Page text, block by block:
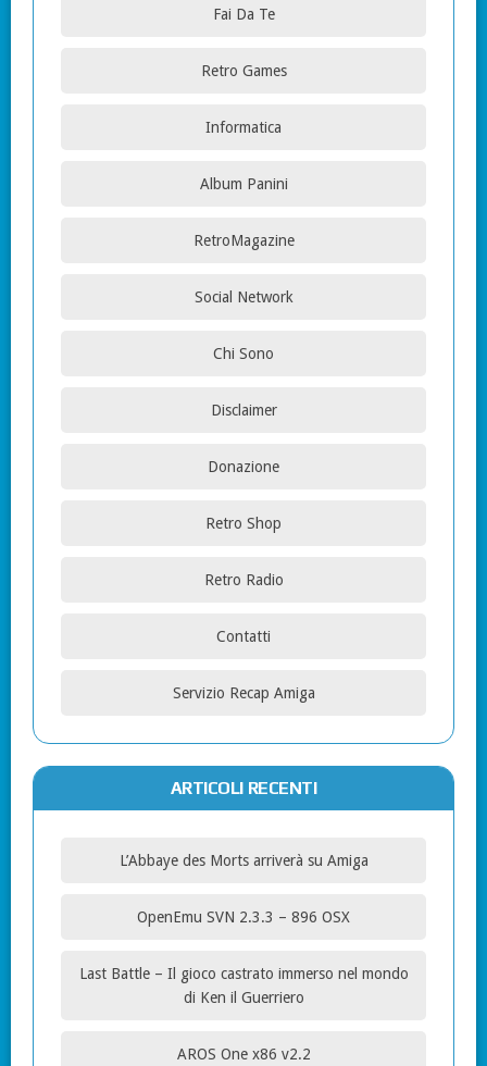
Fai Da Te
Retro Games
Informatica
Album Panini
RetroMagazine
Social Network
Chi Sono
Disclaimer
Donazione
Retro Shop
Retro Radio
Contatti
Servizio Recap Amiga
ARTICOLI RECENTI
L’Abbaye des Morts arriverà su Amiga
OpenEmu SVN 2.3.3 – 896 OSX
Last Battle – Il gioco castrato immerso nel mondo
di Ken il Guerriero
AROS One x86 v2.2